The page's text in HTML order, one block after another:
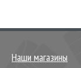
Наши магазины